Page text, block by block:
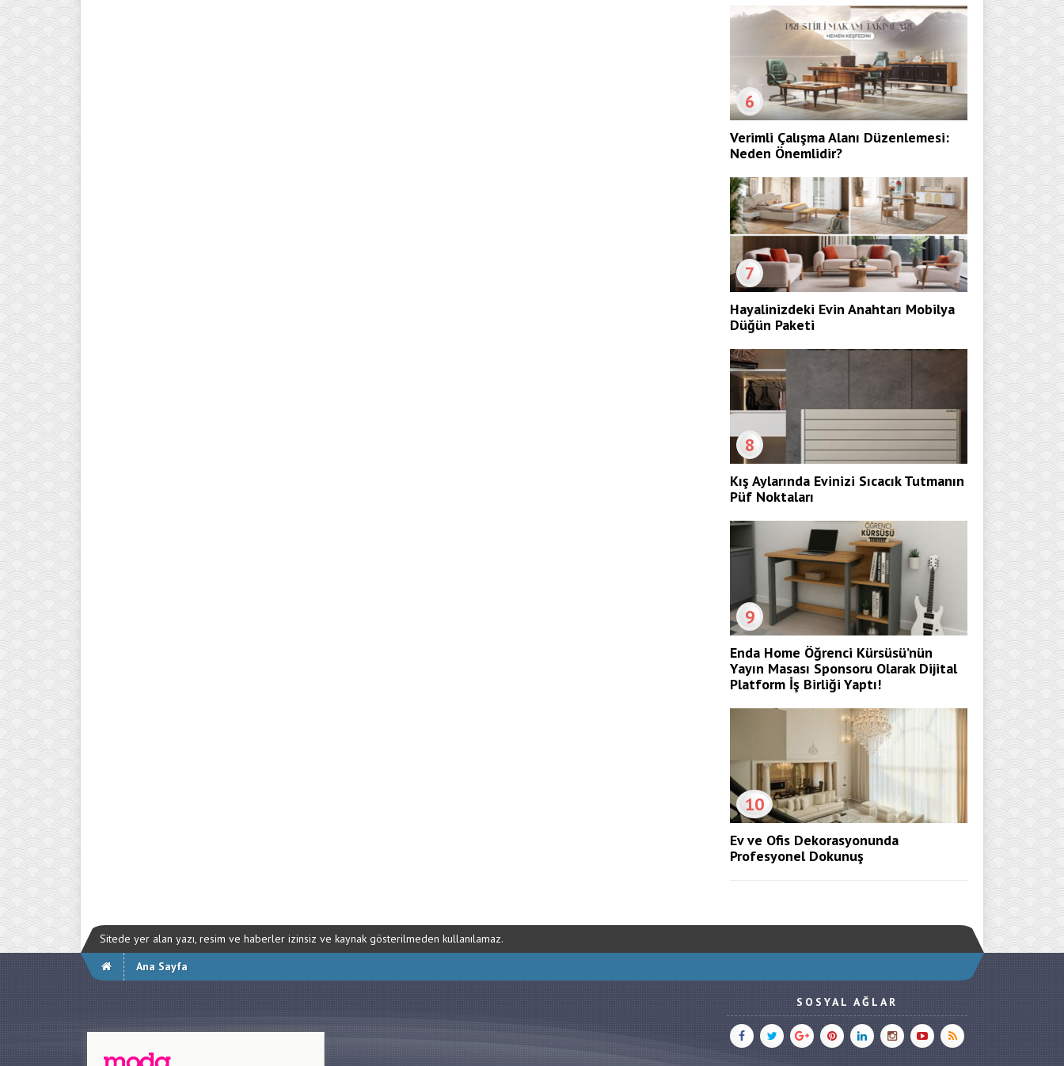
6
Verimli Çalışma Alanı Düzenlemesi:
Neden Önemlidir?
7
Hayalinizdeki Evin Anahtarı Mobilya
Düğün Paketi
8
Kış Aylarında Evinizi Sıcacık Tutmanın
Püf Noktaları
9
Enda Home Öğrenci Kürsüsü’nün
Yayın Masası Sponsoru Olarak Dijital
Platform İş Birliği Yaptı!
10
Ev ve Ofis Dekorasyonunda
Profesyonel Dokunuş
Sitede yer alan yazı, resim ve haberler izinsiz ve kaynak gösterilmeden kullanılamaz.
Ana Sayfa
SOSYAL AĞLAR